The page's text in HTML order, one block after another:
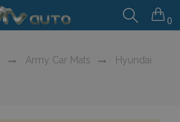
0
Army Car Mats
Hyundai